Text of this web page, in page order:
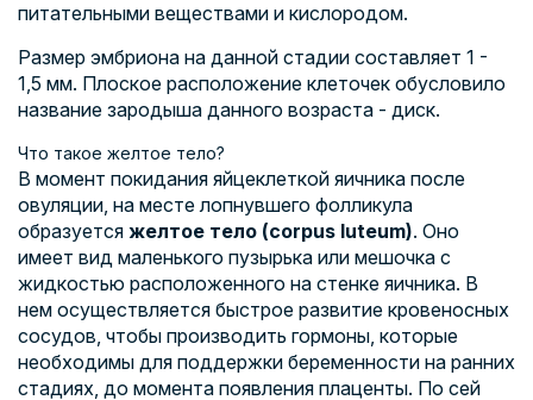
питательными веществами и кислородом.
Размер эмбриона на данной стадии составляет 1 -
1,5 мм. Плоское расположение клеточек обусловило
название зародыша данного возраста - диск.
Что такое желтое тело?
В момент покидания яйцеклеткой яичника после
овуляции, на месте лопнувшего фолликула
образуется желтое тело (corpus luteum). Оно
имеет вид маленького пузырька или мешочка с
жидкостью расположенного на стенке яичника. В
нем осуществляется быстрое развитие кровеносных
сосудов, чтобы производить гормоны, которые
необходимы для поддержки беременности на ранних
стадиях, до момента появления плаценты. По сей